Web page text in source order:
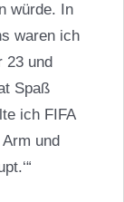
würde. In
waren ich
23 und
Spaß
ich FIFA
und